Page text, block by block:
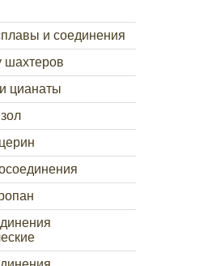
и соединения
шахтеров
цианаты